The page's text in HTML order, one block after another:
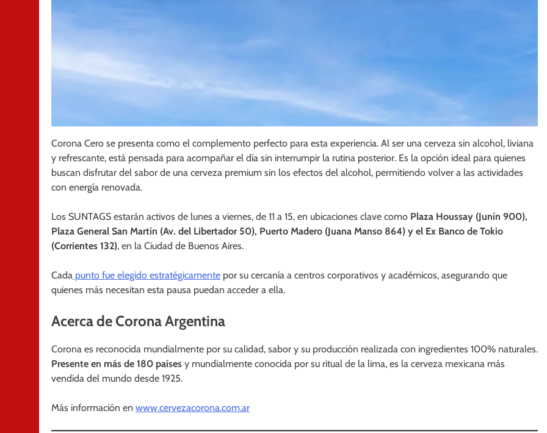
Corona Cero se presenta como el complemento perfecto para esta experiencia. Al ser una cerveza sin alcohol, liviana
y refrescante, está pensada para acompañar el día sin interrumpir la rutina posterior. Es la opción ideal para quienes
buscan disfrutar del sabor de una cerveza premium sin los efectos del alcohol, permitiendo volver a las actividades
con energía renovada.
Los SUNTAGS estarán activos de lunes a viernes, de 11 a 15, en ubicaciones clave como Plaza Houssay (Junín 900),
Plaza General San Martín (Av. del Libertador 50), Puerto Madero (Juana Manso 864) y el Ex Banco de Tokio
(Corrientes 132), en la Ciudad de Buenos Aires.
Cada punto fue elegido estratégicamente por su cercanía a centros corporativos y académicos, asegurando que
quienes más necesitan esta pausa puedan acceder a ella.
Acerca de Corona Argentina
Corona es reconocida mundialmente por su calidad, sabor y su producción realizada con ingredientes 100% naturales.
Presente en más de 180 países y mundialmente conocida por su ritual de la lima, es la cerveza mexicana más
vendida del mundo desde 1925.
Más información en www.cervezacorona.com.ar